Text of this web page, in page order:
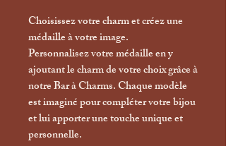
Choisissez votre charm et créez une
médaille à votre image.
Personnalisez votre médaille en y
ajoutant le charm de votre choix grâce à
notre Bar à Charms. Chaque modèle
est imaginé pour compléter votre bijou
et lui apporter une touche unique et
personnelle.